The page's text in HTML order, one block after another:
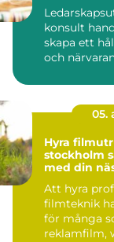
konsult
skapa ett
och
05.
Hyra
stockholm så lyckas du
med din
Att hyra
filmteknik
för många
reklamfilm,